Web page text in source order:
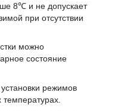
8℃ и не допускает
при отсутствии
можно
состояние
режимов